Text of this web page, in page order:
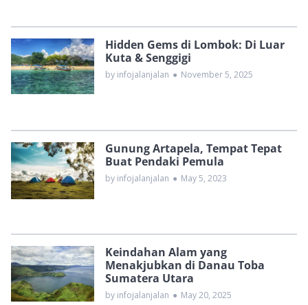
Hidden Gems di Lombok: Di Luar
Kuta & Senggigi
by infojalanjalan ● November 5, 2025
Gunung Artapela, Tempat Tepat
Buat Pendaki Pemula
by infojalanjalan ● May 5, 2023
Keindahan Alam yang
Menakjubkan di Danau Toba
Sumatera Utara
by infojalanjalan ● May 20, 2025